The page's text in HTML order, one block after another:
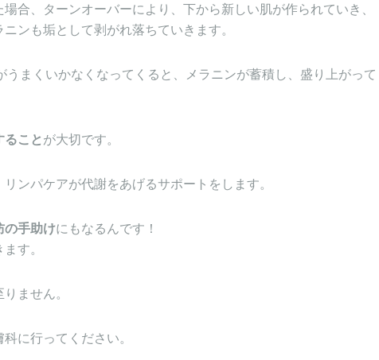
合、ターンオーバーにより、下から新しい肌が作られていき、
ンも垢として剥がれ落ちていきます。
うまくいかなくなってくると、メラニンが蓄積し、盛り上がって
ること が大切です。
ンパケアが代謝をあげるサポートをします。
の手助けにもなるんです！
す。
ません。
に行ってください。